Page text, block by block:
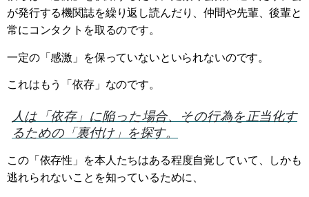
が発行する機関誌を繰り返し読んだり、仲間や先輩、後輩と
常にコンタクトを取るのです。
一定の「感激」を保っていないといられないのです。
これはもう「依存」なのです。
人は「依存」に陥った場合、その行為を正当化す
るための「裏付け」を探す。
この「依存性」を本人たちはある程度自覚していて、しかも
逃れられないことを知っているために、